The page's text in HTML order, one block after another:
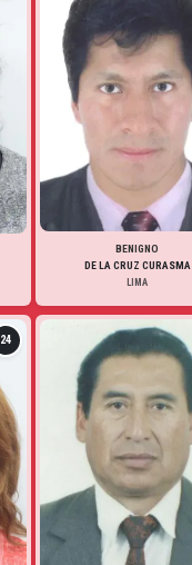
BENIGNO
DE LA CRUZ CURASMA
LIMA
24